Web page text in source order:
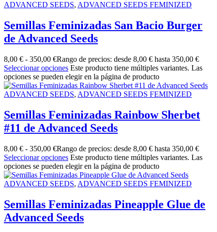
ADVANCED SEEDS, ADVANCED SEEDS FEMINIZED
Semillas Feminizadas San Bacio Burger
de Advanced Seeds
8,00 € - 350,00 €Rango de precios: desde 8,00 € hasta 350,00 €
Seleccionar opciones Este producto tiene múltiples variantes. Las
opciones se pueden elegir en la página de producto
ADVANCED SEEDS, ADVANCED SEEDS FEMINIZED
Semillas Feminizadas Rainbow Sherbet
#11 de Advanced Seeds
8,00 € - 350,00 €Rango de precios: desde 8,00 € hasta 350,00 €
Seleccionar opciones Este producto tiene múltiples variantes. Las
opciones se pueden elegir en la página de producto
ADVANCED SEEDS, ADVANCED SEEDS FEMINIZED
Semillas Feminizadas Pineapple Glue de
Advanced Seeds